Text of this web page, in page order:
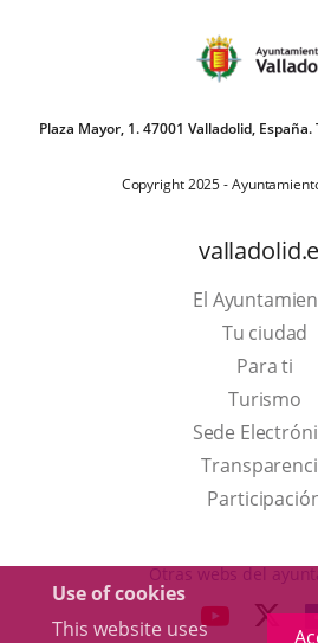
Use of cookies
This website uses
Plaza Mayor, 1. 47001 Valladolid,
Copyright 2025 -
El
Tu ciudad
Para ti
Turismo
a
Sede
Otras webs del
LINK